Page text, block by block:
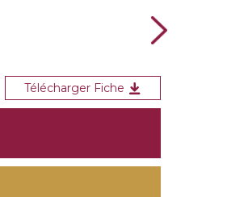
Télécharger Fiche